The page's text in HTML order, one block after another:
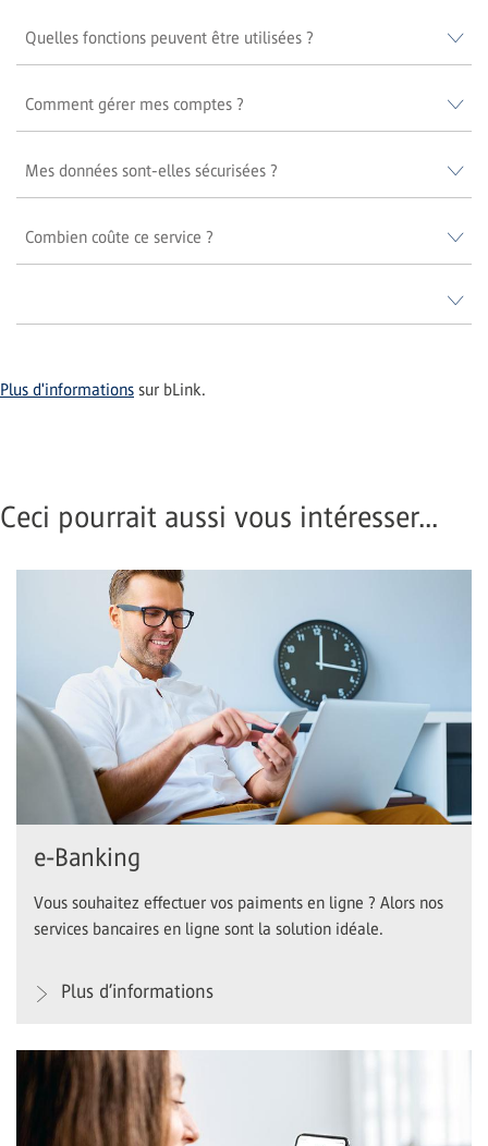
Quelles fonctions peuvent être utilisées ?
Comment gérer mes comptes ?
Mes données sont-elles sécurisées ?
Combien coûte ce service ?
Plus d'informations sur bLink.
Ceci pourrait aussi vous intéresser...
e-Banking
Vous souhaitez effectuer vos paiments en ligne ? Alors nos
services bancaires en ligne sont la solution idéale.
Plus d’informations